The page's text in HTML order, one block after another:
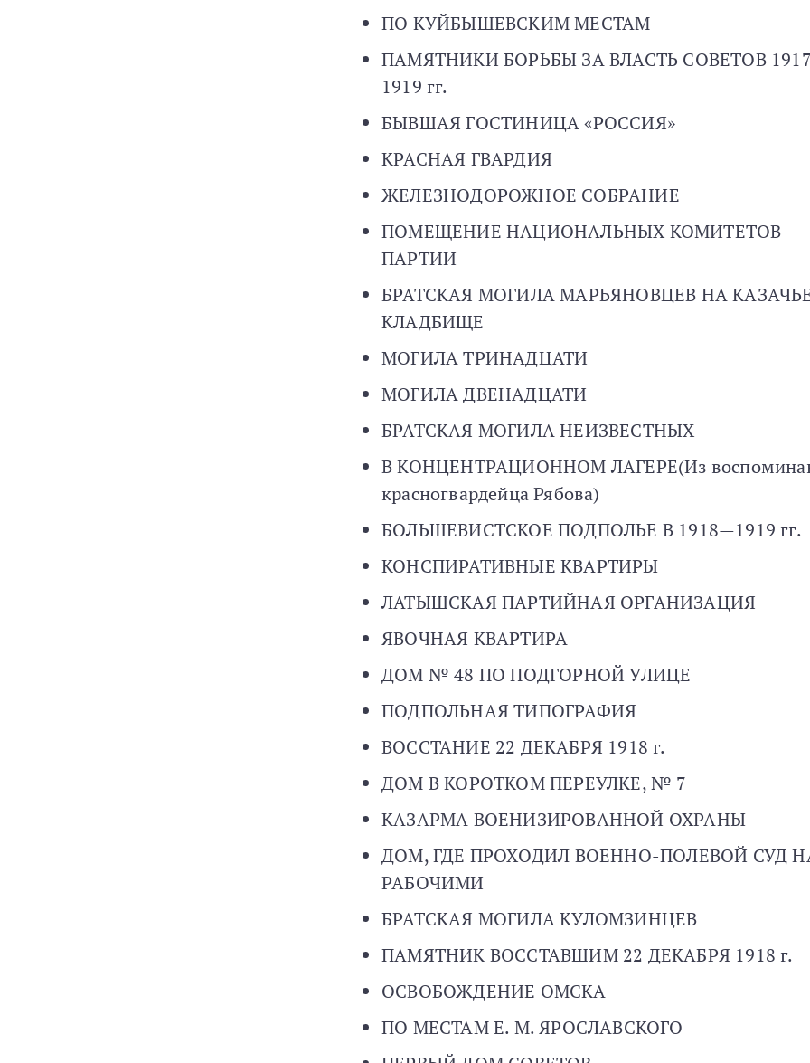
ПО КУЙБЫШЕВСКИМ МЕСТАМ
ПАМЯТНИКИ БОРЬБЫ ЗА ВЛАСТЬ СОВЕТОВ
1919 гг.
БЫВШАЯ ГОСТИНИЦА «РОССИЯ»
КРАСНАЯ ГВАРДИЯ
ЖЕЛЕЗНОДОРОЖНОЕ СОБРАНИЕ
ПОМЕЩЕНИЕ НАЦИОНАЛЬНЫХ КОМИТЕТОВ
ПАРТИИ
БРАТСКАЯ МОГИЛА МАРЬЯНОВЦЕВ НА
КЛАДБИЩЕ
МОГИЛА ТРИНАДЦАТИ
МОГИЛА ДВЕНАДЦАТИ
БРАТСКАЯ МОГИЛА НЕИЗВЕСТНЫХ
В КОНЦЕНТРАЦИОННОМ ЛАГЕРЕ(Из
красногвардейца Рябова)
БОЛЬШЕВИСТСКОЕ ПОДПОЛЬЕ В 1918—1919 гг.
КОНСПИРАТИВНЫЕ КВАРТИРЫ
ЛАТЫШСКАЯ ПАРТИЙНАЯ ОРГАНИЗАЦИЯ
ЯВОЧНАЯ КВАРТИРА
ДОМ № 48 ПО ПОДГОРНОЙ УЛИЦЕ
ПОДПОЛЬНАЯ ТИПОГРАФИЯ
ВОССТАНИЕ 22 ДЕКАБРЯ 1918 г.
ДОМ В КОРОТКОМ ПЕРЕУЛКЕ, № 7
КАЗАРМА ВОЕНИЗИРОВАННОЙ ОХРАНЫ
ДОМ, ГДЕ ПРОХОДИЛ ВОЕННО-ПОЛЕВОЙ СУД
РАБОЧИМИ
БРАТСКАЯ МОГИЛА КУЛОМЗИНЦЕВ
ПАМЯТНИК ВОССТАВШИМ 22 ДЕКАБРЯ 1918 г.
ОСВОБОЖДЕНИЕ ОМСКА
ПО МЕСТАМ Е. М. ЯРОСЛАВСКОГО